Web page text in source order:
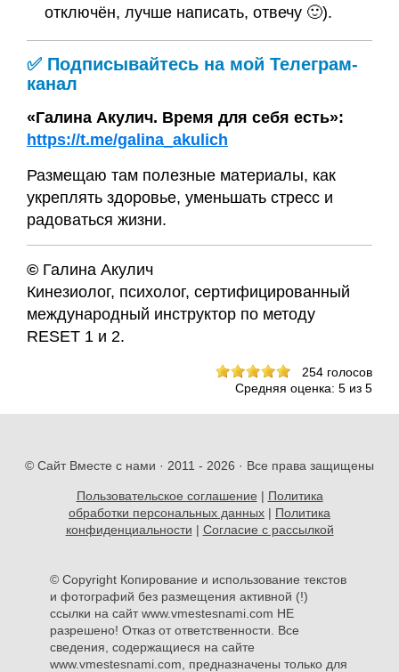
отключён, лучше написать, отвечу 🙂).
✅ Подписывайтесь на мой Телеграм-
канал
«Галина Акулич. Время для себя есть»:
https://t.me/galina_akulich
Размещаю там полезные материалы, как
укреплять здоровье, уменьшать стресс и
радоваться жизни.
© Галина Акулич
Кинезиолог, психолог, сертифицированный
международный инструктор по методу
RESET 1 и 2.
254 голосов
Средняя оценка: 5 из 5
© Сайт Вместе с нами · 2011 - 2026 · Все права защищены
Пользовательское соглашение | Политика
обработки персональных данных | Политика
конфиденциальности | Согласие с рассылкой
© Copyright Копирование и использование текстов
и фотографий без размещения активной (!)
ссылки на сайт www.vmestesnami.com НЕ
разрешено! Отказ от ответственности. Все
сведения, содержащиеся на сайте
www.vmestesnami.com, предназначены только для